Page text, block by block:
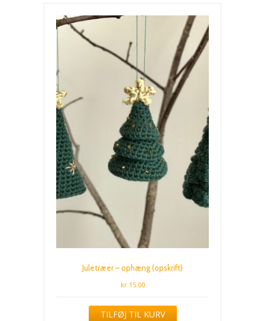
Juletræer – ophæng (opskrift)
kr.15.00
TILFØJ TIL KURV